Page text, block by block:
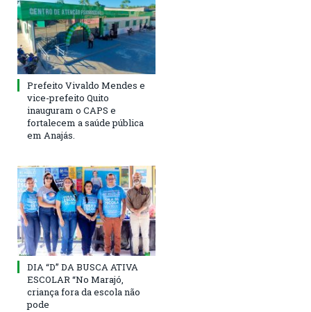
Prefeito Vivaldo Mendes e
vice-prefeito Quito
inauguram o CAPS e
fortalecem a saúde pública
em Anajás.
DIA “D” DA BUSCA ATIVA
ESCOLAR “No Marajó,
criança fora da escola não
pode